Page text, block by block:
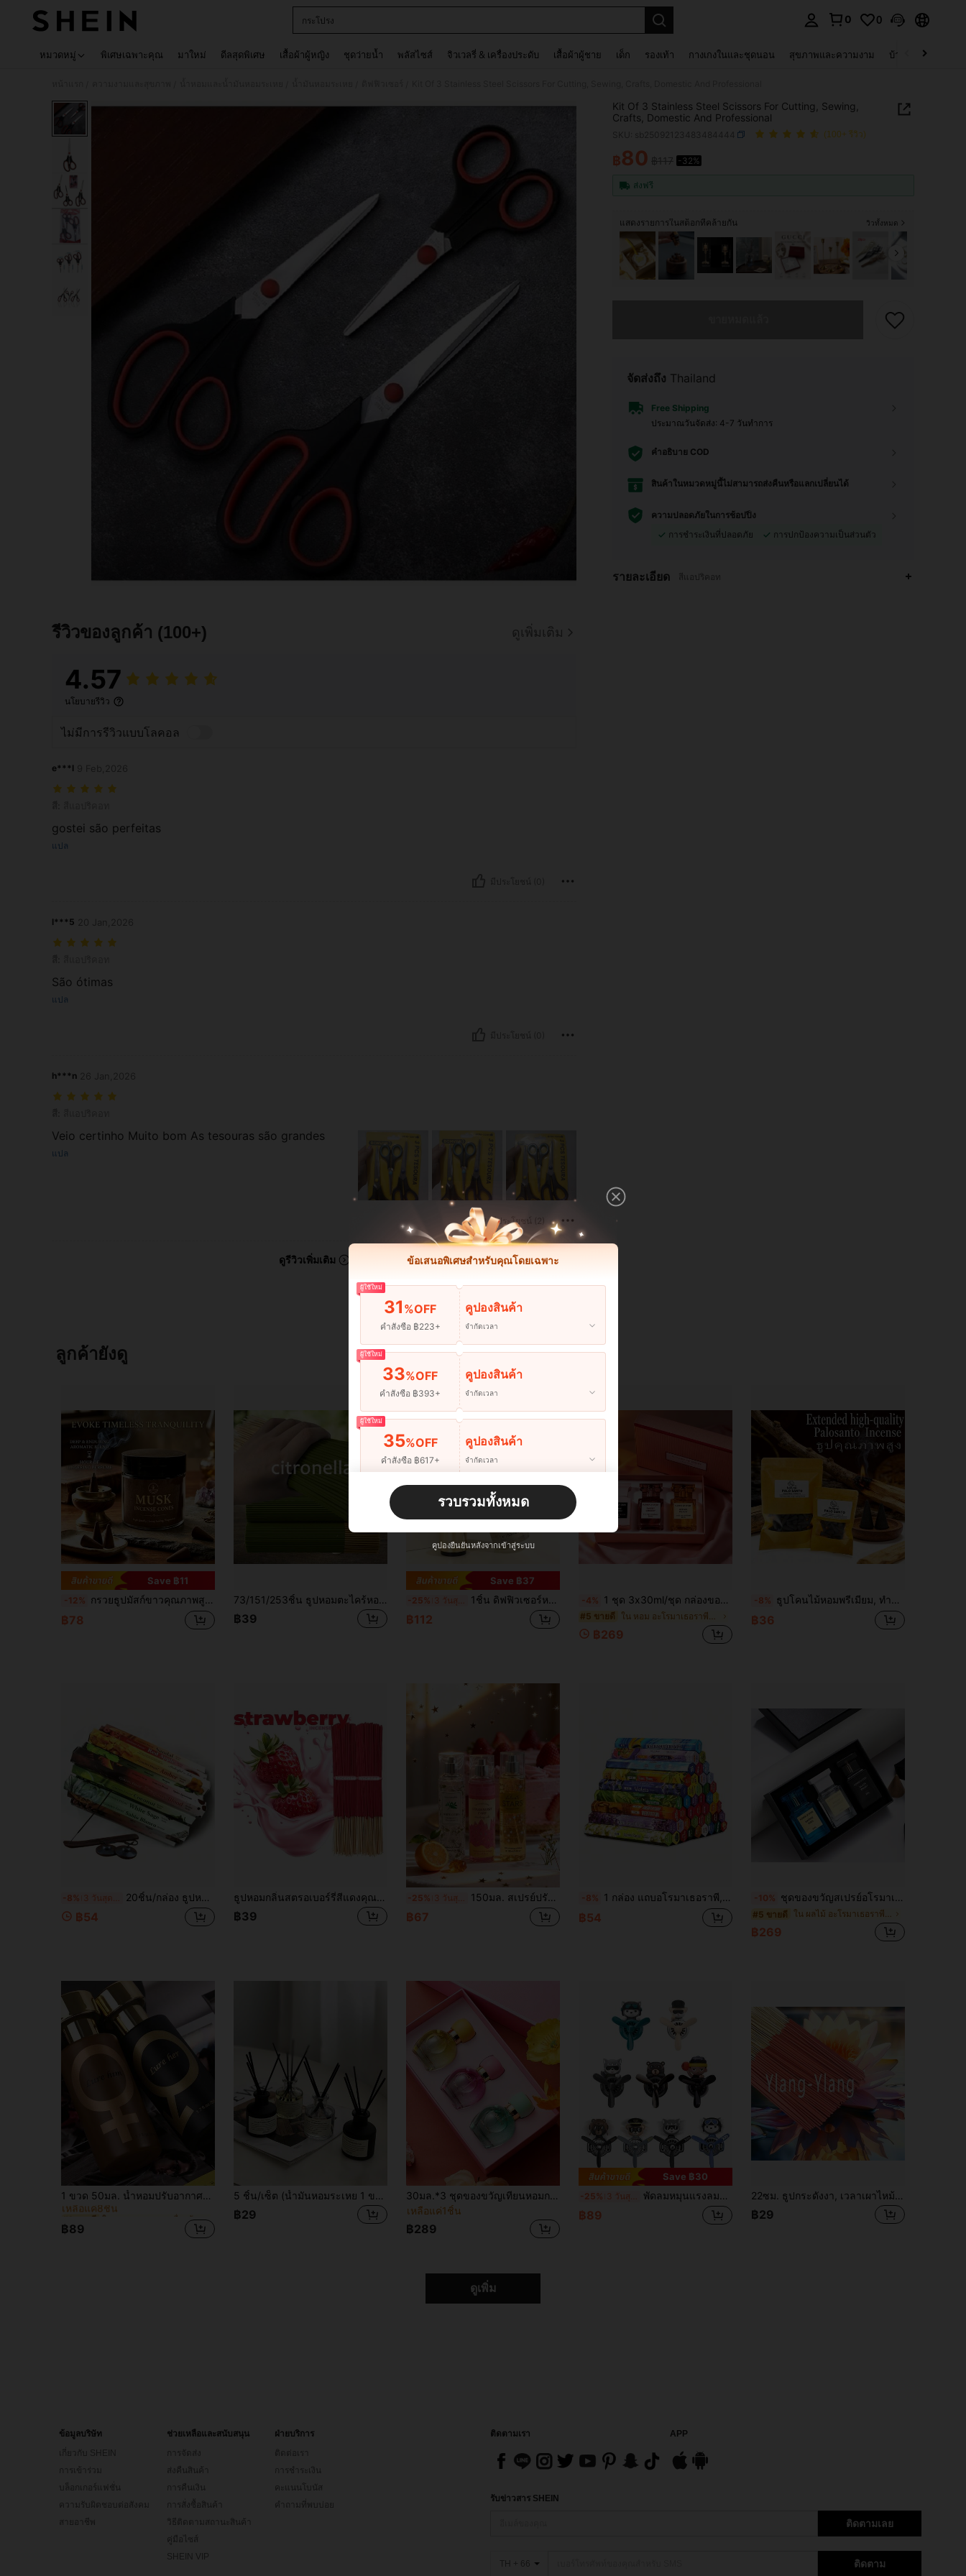
กระโปรง
0 0
หมวดหมู่ พิเศษเฉพาะคุณ มาใหม่ ดีลสุดพิเศษ เสื้อผ้าผู้หญิง ชุดว่ายน้ำ พลัสไซส์ จิวเวลรี่ & เครื่องประดับ เสื้อผ้าผู้ชาย เด็ก รองเท้า กางเกงในและชุดนอน สุขภาพและความงาม บ้านและที่อยู่อาศัย
รีวิวของลูกค้า (100+) ดูเพิ่มเติม
4.57
นโยบายรีวิว
ไม่มีการรีวิวแบบโลคอล
e***l
gostei são perfeitas
แปล
l***5
São ótimas
แปล
h***n
Veio certinho Muito bom As tesouras são grandes
แปล
มีประโยชน์ (2)
ดูรีวิวเพิ่มเติม
Kit Of 3 Stainless Steel Scissors For Cutting, Sewing,
Crafts, Domestic And Professional
(100+ รีวิว)
PRICE AND AVAILABILITY
฿80 -32%
ส่งฟรี
แสดงรายการในสต็อกที่คล้ายกัน วิวทั้งหมด
จัดส่งถึง Thailand
Free Shipping
ประมาณวันจัดส่ง: 4-7 วันทำการ
คำอธิบาย COD
สินค้าในหมวดหมู่นี้ไม่สามารถส่งคืนหรือแลกเปลี่ยนได้
ความปลอดภัยในการช้อปปิ้ง
การชำระเงินที่ปลอดภัย
การปกป้องความเป็นส่วนตัว
รายละเอียด สีแอปริคอท
ลูกค้ายังดู
Save ฿11
-12% กรวยธูปมัสก์ขาวคุณภาพสูง - 17/51/171 ชิ้น บรรจุในกระป๋องอย่างประณีต ปล่อยกลิ่นหอมอบอุ่นและจิตวิญญาณ สัมผัสช่วงเวลาที่สงบแตกต่าง เสริมสร้างพิธีกรรมประจำวันของคุณ เหมาะสำหรับโยคะ การทำสมาธิ การอ่าน และการตกแต่งสำนักงานที่บ้าน - ของที่ระลึกที่สมบูรณ์แบบสำหรับวันขอบคุณพระเจ้า คริสต์มาส ฮาโลวีน วันวาเลนไทน์ รอมฎอน และการสำเร็จการศึกษา
฿78
73/151/253ชิ้น ธูปหอมตะไคร้หอมคุณภาพสูง - ระยะเวลาการเผาไหม้ 45 นาที, กลิ่นหอมสำหรับฤดูร้อน, เหมาะสำหรับบ้าน, แคมป์ปิ้ง, ลานบ้าน, สระว่ายน้ำและกิจกรรมกลางแจ้ง - โยคะ, ทำสมาธิ, ผ่อนคลาย, ของตกแต่งวันหยุด (ฮัลโลวีน/คริสต์มาส/อีสเตอร์/วันขอบคุณพระเจ้า)
฿39
Save ฿37
-25% 1ชิ้น ดิฟฟิวเซอร์หอมกลิ่นวนิลลา ความจุขนาดใหญ่ 250 มล. ช่วยกำจัดกลิ่น ให้อากาศกระจ่างชื่น กลิ่นหอมติดทนนาน
฿112
-4% 1 ชุด 3x30ml/ชุด กล่องของขวัญอโรมาเทอราพีไม้กฤษณาไร้เปลวไฟ ผสมผสานกลิ่นไม้และดอกไม้ ให้กลิ่นหอมยาวนาน ผลิตภัณฑ์อโรมาเทอราพีไร้เปลวไฟระดับไฮเอนด์หรูหรานี้มีฟังก์ชันขจัดกลิ่นและเพิ่มกลิ่นหอม กล่องของขวัญอโรมาเทอราพีนี้เหมาะมากสำหรับใช้ส่วนตัวหรือเป็นของขวัญ
#5 ขายดี
฿269
-8% ธูปโคนไม้หอมพรีเมียม, ทำด้วยมือ, กลิ่นธรรมชาติ, เหมาะสำหรับโยคะ, การทำสมาธิ, การอ่าน และการตกแต่งบ้าน/สำนักงาน - ของขวัญที่ระลึกที่สมบูรณ์แบบสำหรับวันขอบคุณพระเจ้า, คริสต์มาส, ฮาโลวีน, วันวาเลนไทน์, รอมฎอน และการสำเร็จการศึกษา
฿36
-8% 3 วันสุดท้าย 20ชิ้น/กล่อง ธูปหอม, กลิ่นหอมปรับอากาศสำหรับการทำสมาธิ, สำหรับการบำบัดทางจิตวิญญาณ, การทำสมาธิ, การบรรเทาความเครียด, การชำระล้างพลังงาน, เหมาะสำหรับการทำความสะอาดบ้าน, การทำสมาธิ, โยคะ, การกำจัดพลังงานเชิงลบ
฿54
ธูปหอมกลิ่นสตรอเบอร์รี่สีแดงคุณภาพสูง - กลิ่นสตรอเบอร์รี่ติดทนนานพร้อมกลิ่นอายของไม้, ของขวัญสำหรับทำสมาธิ โยคะ บ้าน สำนักงาน ปาร์ตี้ วันหยุด, กลิ่นหอมติดทนนานช่วยบรรเทาความเหนื่อยล้า (ไม่กระจายตัว, เผาไหม้อย่างสม่ำเสมอ)
฿39
-25% 3 วันสุดท้าย 150มล. สเปรย์ปรับอากาศและน้ำหอมระงับกลิ่นกาย Victoria ติดทนนาน, อโรมาเธอราพีความจุขนาดใหญ่, กลิ่นดอกไม้, กลิ่นขนมหวาน, กลิ่นผลไม้, กลิ่นสมุนไพร. สเปรย์สำหรับใช้ในบ้าน, ห้องน้ำ, สำนักงาน, อโรมาเธอราพีคุณภาพ, เหมาะสำหรับปีใหม่, วันวาเลนไทน์ เพื่อสร้างบรรยากาศที่สดชื่นและผ่อนคลาย
฿67
-8% 1 กล่อง แถบอโรมาเธอราพี, เพลิดเพลินกับกลิ่นหอมของอินเดียด้วยธูป 20 แท่ง- ไวท์เสจ, วานิลลา, ปาโลซานโต, ไม้จันทน์, ลาเวนเดอร์ และอื่นๆ, เหมาะสำหรับโยคะ, การทำสมาธิ, การทำความสะอาดพลังงานเชิงลบ และการตกแต่งบ้าน, (เวลาเผาไหม้ประมาณ 30-40 นาที)
฿54
-10% ชุดของขวัญสเปรย์อโรมาเทอราพี 3 ชิ้น ของเหลวหอมไร้เปลวไฟเทียบเท่าแบรนด์ สเปรย์หอมพรีเมียม 3 กลิ่น สเปรย์ปรับอากาศพกพา เหมาะสำหรับใช้ในร่มและกลางแจ้งในชีวิตประจำวันเพื่อขจัดกลิ่น เหมาะสำหรับการเดินทางประจำวัน การท่องเที่ยว การออกเดท และโอกาสอื่นๆ เพื่อเพิ่มกลิ่นหอม
#5 ขายดี ใน ผลไม้ อะโรมาเธอราพีแบบไม่ใช้ไฟ
฿269
1 ขวด 50มล. น้ำหอมปรับอากาศระดับพรีเมียมหรูหรา เหมาะสำหรับใช้ในชีวิตประจำวันในบ้าน, กลิ่นหอมเฉพาะตัวสำหรับรถยนต์และห้อง, ให้ความรู้สึกผ่อนคลายและสดชื่น, ทางเลือกที่ยอดเยี่ยมเพื่อเพิ่มความสง่างาม, ของขวัญที่ดีสำหรับวันวาเลนไทน์
#1 ขายดี ใน บรรเทาความเหนื่อยล้า อะโรมาเธอราพีแบบไม่ใช้ไฟ
เหลือแค่8ชิ้น
#1 ขายดี
เหลือแค่8ชิ้น
#1 ขายดี
เหลือแค่8ชิ้น
#1 ขายดี ใน บรรเทาความเหนื่อยล้า อะโรมาเธอราพีแบบไม่ใช้ไฟ
฿89
5 ชิ้น/เซ็ต (น้ำมันหอมระเหย 1 ขวด + ก้านไม้หอม 4 ก้าน) - ชุดน้ำหอมปรับอากาศในบ้านแบบไร้เปลวไฟ กลิ่นหอมติดทนนาน เหมาะสำหรับห้องนอน ห้องน้ำ และห้องนั่งเล่น เหมาะสำหรับอโรมาเธอราพี, ปรับอากาศ, ของขวัญน้ำหอม, ของตกแต่งบ้าน และของตกแต่งเดือนรอมฎอน
฿29
30มล.*3 ชุดของขวัญเทียนหอมกลิ่นโปรวองซ์, กลิ่นดอกไม้และผลไม้รวม, สเปรย์ปรับอากาศสดชื่น, ชุด 3 ชิ้น, ของขวัญวันหยุดสำหรับเพื่อน
เหลือแค่1ชิ้น
฿289
Save ฿30
-25% 3 วันสุดท้าย พัดลมหมุนแรงลมน่ารัก ตุ๊กตาสุนัขฮัสกี้ ตกแต่งรถยนต์ กลิ่นหอมสดชื่น
฿89
22ซม. ธูปกระดังงา, เวลาเผาไหม้ประมาณ 45 นาที, เหมาะสำหรับกิจกรรมในร่มและของขวัญ | ตกแต่งกลิ่นหอมในห้องนอน, ห้องหนังสือ, ห้องนั่งเล่น | ผ่อนคลายจิตใจ | ดีไซน์ไม้ไผ่หรูหรา, เติมเต็มชีวิตที่อบอุ่น | พกพาสะดวกและใช้งานง่าย, เพลิดเพลินกับชีวิตที่ช้าลง
฿29
ดูเพิ่ม
ข้อมูลบริษัท
เกี่ยวกับ SHEIN
การเข้าร่วม
บล็อกเกอร์แฟชั่น
ความรับผิดชอบต่อสังคม
สายอาชีพ
ช่วยเหลือและสนับสนุน
การจัดส่ง
ส่งคืนสินค้า
การคืนเงิน
การสั่งซื้อสินค้า
วิธีติดตามสถานะสินค้า
คู่มือไซส์
SHEIN VIP
ฝ่ายบริการ
ติดต่อเรา
การชำระเงิน
คะแนนโบนัส
คำถามที่พบบ่อย
ติดตามเรา APP
รับข่าวสาร SHEIN
ติดตามเลย
TH + 66 ติดตาม
ข้อเสนอพิเศษสำหรับคุณโดยเฉพาะ
ผู้ใช้ใหม่
31 %OFF
คำสั่งซื้อ ฿223+
คูปองสินค้า
จำกัดเวลา
ผู้ใช้ใหม่
33%OFF
คำสั่งซื้อ ฿393+
คูปองสินค้า
จำกัดเวลา
ผู้ใช้ใหม่
35%OFF
คำสั่งซื้อ ฿617+
คูปองสินค้า
จำกัดเวลา
35
คำสั่งซื้อ ฿897+
คูปองสินค้า
ต่อยอดที่ ฿467
จำกัดเวลา
รวบรวมทั้งหมด
คูปองยืนยันหลังจากเข้าสู่ระบบ